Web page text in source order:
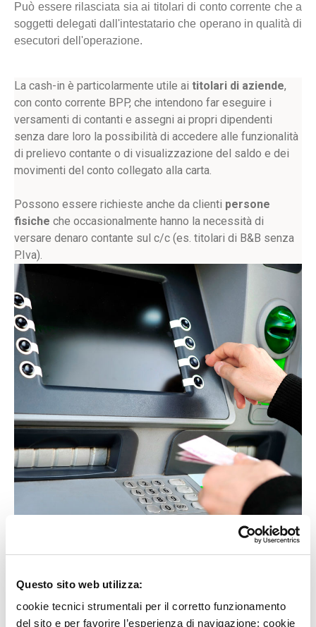
Questo sito web utilizza:
cookie tecnici strumentali per il corretto funzionamento
del sito e per favorire l’esperienza di navigazione; cookie
Può essere rilasciata sia ai titolari di conto corrente che a
soggetti delegati dall'intestatario che operano in qualità di
esecutori dell'operazione.
La cash-in è particolarmente utile ai titolari di aziende,
con conto corrente BPP, che intendono far eseguire i
versamenti di contanti e assegni ai propri dipendenti
senza dare loro la possibilità di accedere alle funzionalità
di prelievo contante o di visualizzazione del saldo e dei
movimenti del conto collegato alla carta.
Possono essere richieste anche da clienti persone
fisiche che occasionalmente hanno la necessità di
versare denaro contante sul c/c (es. titolari di B&B senza
P.Iva).
Vantaggi:
effettuare versamenti di contanti e di assegni